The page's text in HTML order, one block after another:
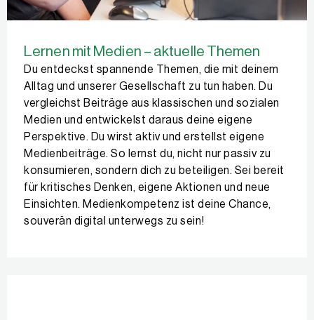
Lernen mit Medien – aktuelle Themen
Du entdeckst spannende Themen, die mit deinem
Alltag und unserer Gesellschaft zu tun haben. Du
vergleichst Beiträge aus klassischen und sozialen
Medien und entwickelst daraus deine eigene
Perspektive. Du wirst aktiv und erstellst eigene
Medienbeiträge. So lernst du, nicht nur passiv zu
konsumieren, sondern dich zu beteiligen. Sei bereit
für kritisches Denken, eigene Aktionen und neue
Einsichten. Medienkompetenz ist deine Chance,
souverän digital unterwegs zu sein!